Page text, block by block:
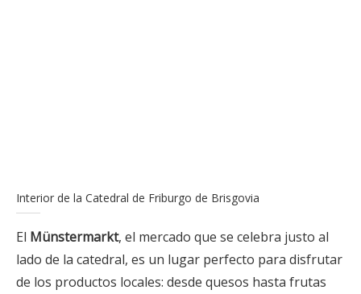
Interior de la Catedral de Friburgo de Brisgovia
El Münstermarkt, el mercado que se celebra justo al
lado de la catedral, es un lugar perfecto para disfrutar
de los productos locales: desde quesos hasta frutas